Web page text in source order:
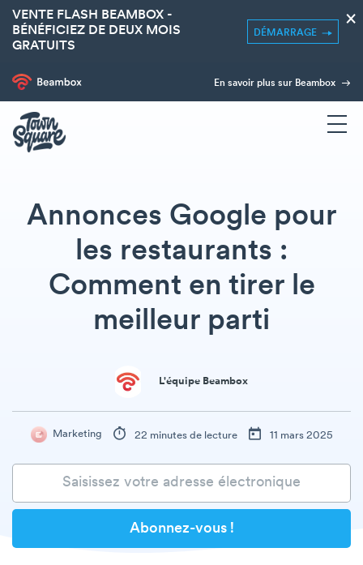
VENTE FLASH BEAMBOX -
BÉNÉFICIEZ DE DEUX MOIS
GRATUITS
DÉMARRAGE
×
En savoir plus sur Beambox
Annonces Google pour
les restaurants :
Comment en tirer le
meilleur parti
L'équipe Beambox
Marketing 22 minutes de lecture 11 mars 2025